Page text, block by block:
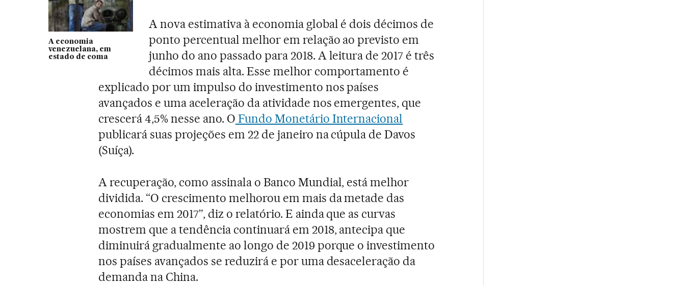
A economia
venezuelana, em
estado de coma
A nova estimativa à economia global é dois décimos de
ponto percentual melhor em relação ao previsto em
junho do ano passado para 2018. A leitura de 2017 é três
décimos mais alta. Esse melhor comportamento é
explicado por um impulso do investimento nos países
avançados e uma aceleração da atividade nos emergentes, que
crescerá 4,5% nesse ano. O Fundo Monetário Internacional
publicará suas projeções em 22 de janeiro na cúpula de Davos
(Suíça).
A recuperação, como assinala o Banco Mundial, está melhor
dividida. “O crescimento melhorou em mais da metade das
economias em 2017”, diz o relatório. E ainda que as curvas
mostrem que a tendência continuará em 2018, antecipa que
diminuirá gradualmente ao longo de 2019 porque o investimento
nos países avançados se reduzirá e por uma desaceleração da
demanda na China.